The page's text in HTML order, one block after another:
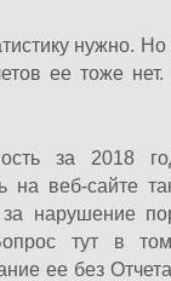
нужно.
ее тоже
за 2018
веб-сайте
нарушение
тут в
ее без